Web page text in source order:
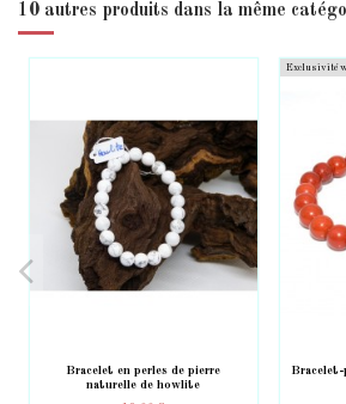
10 autres produits dans la même
Bracelet en perles de pierre
naturelle de howlite
Exclusivité
Bracelet-